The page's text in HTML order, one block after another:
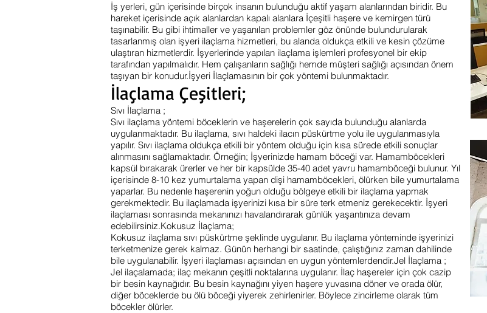
İş yerleri, gün içerisinde birçok insanın bulunduğu aktif yaşam alanlarından biridir. Bu
hareket içerisinde açık alanlardan kapalı alanlara İçeşitli haşere ve kemirgen türü
taşınabilir. Bu gibi ihtimaller ve yaşanılan problemler göz önünde bulundurularak
tasarlanmış olan işyeri ilaçlama hizmetleri, bu alanda oldukça etkili ve kesin çözüme
ulaştıran hizmetlerdir. İşyerlerinde yapılan ilaçlama işlemleri profesyonel bir ekip
tarafından yapılmalıdır. Hem çalışanların sağlığı hemde müşteri sağlığı açısından önem
taşıyan bir konudur.İşyeri İlaçlamasının bir çok yöntemi bulunmaktadır.
İlaçlama Çeşitleri;
Sıvı İlaçlama ;
Sıvı ilaçlama yöntemi böceklerin ve haşerelerin çok sayıda bulunduğu alanlarda
uygulanmaktadır. Bu ilaçlama, sıvı haldeki ilacın püskürtme yolu ile uygulanmasıyla
yapılır. Sıvı ilaçlama oldukça etkili bir yöntem olduğu için kısa sürede etkili sonuçlar
alınmasını sağlamaktadır. Örneğin; İşyerinizde hamam böceği var. Hamamböcekleri
kapsül bırakarak ürerler ve her bir kapsülde 35-40 adet yavru hamamböceği bulunur. Yıl
içerisinde 8-10 kez yumurtalama yapan dişi hamamböcekleri, ölürken bile yumurtalama
yaparlar. Bu nedenle haşerenin yoğun olduğu bölgeye etkili bir ilaçlama yapmak
gerekmektedir. Bu ilaçlamada işyerinizi kısa bir süre terk etmeniz gerekecektir. İşyeri
ilaçlaması sonrasında mekanınızı havalandırarak günlük yaşantınıza devam
edebilirsiniz.Kokusuz İlaçlama;
Kokusuz ilaçlama sıvı püskürtme şeklinde uygulanır. Bu ilaçlama yönteminde işyerinizi
terketmenize gerek kalmaz. Günün herhangi bir saatinde, çalıştığınız zaman dahilinde
bile uygulanabilir. İşyeri ilaçlaması açısından en uygun yöntemlerdendir.Jel İlaçlama ;
Jel ilaçalamada; ilaç mekanın çeşitli noktalarına uygulanır. İlaç haşereler için çok cazip
bir besin kaynağıdır. Bu besin kaynağını yiyen haşere yuvasına döner ve orada ölür,
diğer böceklerde bu ölü böceği yiyerek zehirlenirler. Böylece zincirleme olarak tüm
böcekler ölürler.